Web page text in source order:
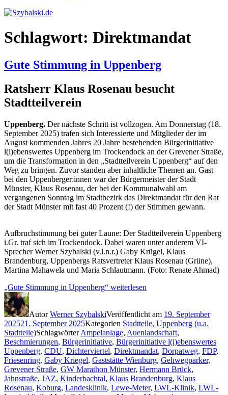
Schlagwort: Direktmandat
Gute Stimmung in Uppenberg
Ratsherr Klaus Rosenau besucht
Stadtteilverein
Uppenberg. Der nächste Schritt ist vollzogen. Am Donnerstag (18.
September 2025) trafen sich Interessierte und Mitglieder der im
August kommenden Jahres 20 Jahre bestehenden Bürgerinitiative
l(i)ebenswertes Uppenberg im Trockendock an der Grevener Straße,
um die Transformation in den „Stadtteilverein Uppenberg“ auf den
Weg zu bringen. Zuvor standen aber inhaltliche Themen an. Gast
bei den Uppenberger:innen war der Bürgermeister der Stadt
Münster, Klaus Rosenau, der bei der Kommunalwahl am
vergangenen Sonntag im Stadtbezirk das Direktmandat für den Rat
der Stadt Münster mit fast 40 Prozent (!) der Stimmen gewann.
Aufbruchstimmung bei guter Laune: Der Stadtteilverein Uppenberg
i.Gr. traf sich im Trockendock. Dabei waren unter anderem VI-
Sprecher Werner Szybalski (v.l.n.r.) Gaby Krügel, Klaus
Brandenburg, Uppenbergs Ratsvertreter Klaus Rosenau (Grüne),
Martina Mahawela und Maria Schlautmann. (Foto: Renate Ahmad)
„Gute Stimmung in Uppenberg“ weiterlesen
AutorWerner SzybalskiVeröffentlicht am 19. September
202521. September 2025Kategorien Stadtteile, Uppenberg (u.a.
Stadtteile)SchlagwörterAmpelanlage, Auenlandschaft,
Beschmierungen, Bürgerinitiative, Bürgerinitiative l(i)ebenswertes
Uppenberg, CDU, Dichterviertel, Direktmandat, Dorpatweg, FDP,
Friesenring, Gaby Kriegel, Gaststätte Wienburg, Gehwegparker,
Grevener Straße, GW Marathon Münster, Hermann Brück,
Jahnstraße, JAZ, Kinderbachtal, Klaus Brandenburg, Klaus
Rosenau, Koburg, Landesklinik, Lewe-Meter, LWL-Klinik, LWL-